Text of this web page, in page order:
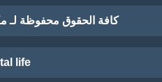
كافة الحقوق محفوظة لـ
life